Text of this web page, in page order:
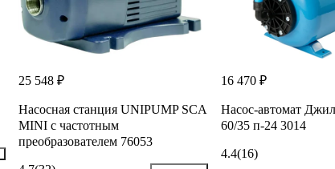
25 548 ₽
Насосная станция UNIPUMP SCA
MINI с частотным
преобразователем 76053
16 470 ₽
Насос-автомат
60/35 п-24 3014
4.4(16)